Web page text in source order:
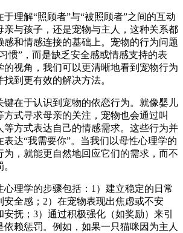
理解“照顾者”与“被照顾者”之间的互动
亲与孩子，还是宠物与主人，这种关系都
感和情感连接的基础上。宠物的行为问题
惯”，而是缺乏安全感或情感支持的表
的视角，我们可以更清晰地看到宠物行为
到更有效的解决方法。
键在于认识到宠物的依恋行为。就像婴儿
式寻求母亲的关注，宠物也会通过叫
等方式表达自己的情感需求。这些行为并
达“我需要你”。当我们以母性心理学的
为，就能更自然地回应它们的需求，而不
心理学的步骤包括：1）建立稳定的日常
安全感；2）在宠物表现出焦虑或不安
抚；3）通过积极强化（如奖励）来引
赖惩罚。例如，如果一只猫咪因为主人